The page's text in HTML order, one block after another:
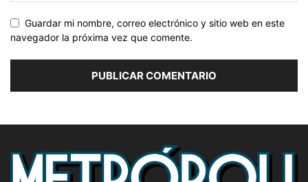
Guardar mi nombre, correo electrónico y sitio web en este
navegador la próxima vez que comente.